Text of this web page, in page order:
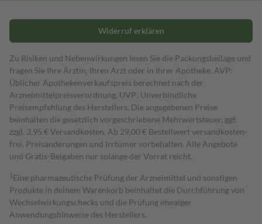
Widerruf erklären
Zu Risiken und Nebenwirkungen lesen Sie die Packungsbeilage und
fragen Sie Ihre Ärztin, Ihren Arzt oder in Ihrer Apotheke. AVP:
Üblicher Apothekenverkaufspreis berechnet nach der
Arzneimittelpreisverordnung. UVP: Unverbindliche
Preisempfehlung des Herstellers. Die angegebenen Preise
beinhalten die gesetzlich vorgeschriebene Mehrwertsteuer, ggf.
zzgl. 3,95 € Versandkosten. Ab 29,00 € Bestell­wert versand­kosten­
frei. Preisänderungen und Irrtümer vorbehalten. Alle Angebote
und Gratis-Beigaben nur solange der Vorrat reicht.
1 Eine pharmazeutische Prüfung der Arzneimittel und sonstigen
Produkte in deinem Warenkorb beinhaltet die Durchführung von
Wechselwirkungschecks und die Prüfung etwaiger
Anwendungshinweise des Herstellers.